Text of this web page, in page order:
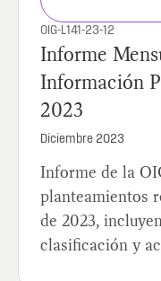
OIG-L141-23-12
Informe
Información
2023
Diciembre 2023
Informe de la
planteamientos
de 2023,
clasificación y